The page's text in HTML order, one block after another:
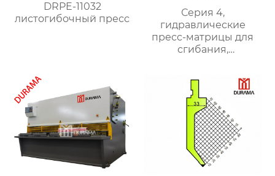
DRPE-11032
листогибочный пресс
Серия 4,
гидравлические
пресс-матрицы для
сгибания,
листового металла